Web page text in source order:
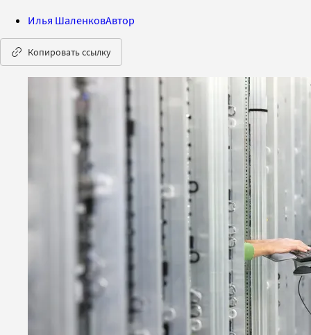
Илья ШаленковАвтор
Копировать ссылку